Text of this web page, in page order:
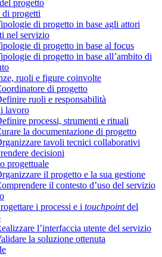
progetto
progetti
di progetto in base agli attori
nel servizio
di progetto in base al focus
di progetto in base all’ambito di
ruoli e figure coinvolte
di progetto
ruoli e responsabilità
lavoro
processi, strumenti e rituali
la documentazione di progetto
tavoli tecnici collaborativi
decisioni
progettuale
il progetto e la sua gestione
il contesto d’uso del servizio
i processi e i touchpointdel
l’interfaccia utente del servizio
la soluzione ottenuta